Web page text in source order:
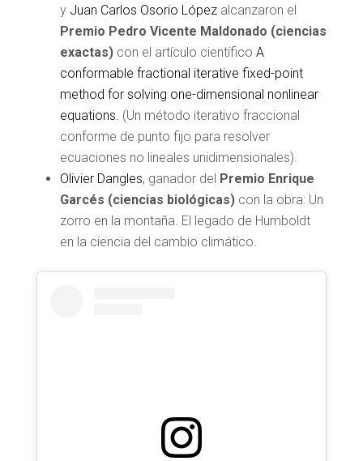
y Juan Carlos Osorio López alcanzaron el
Premio Pedro Vicente Maldonado (ciencias
exactas)con el artículo científico A
conformable fractional iterative fixed-point
method for solving one-dimensional nonlinear
equations. (Un método iterativo fraccional
conforme de punto fijo para resolver
ecuaciones no lineales unidimensionales).
Olivier Dangles, ganador del Premio Enrique
Garcés (ciencias biológicas)con la obra: Un
zorro en la montaña. El legado de Humboldt
en la ciencia del cambio climático.